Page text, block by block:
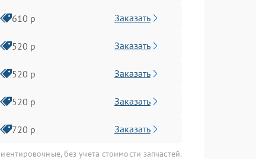
610 р Заказать
520 р Заказать
520 р Заказать
520 р Заказать
720 р Заказать
без учета стоимости запчастей.